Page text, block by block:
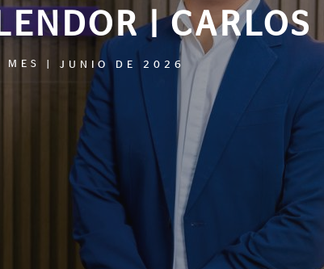
| CARLOS
MES JUNIO DE 2026